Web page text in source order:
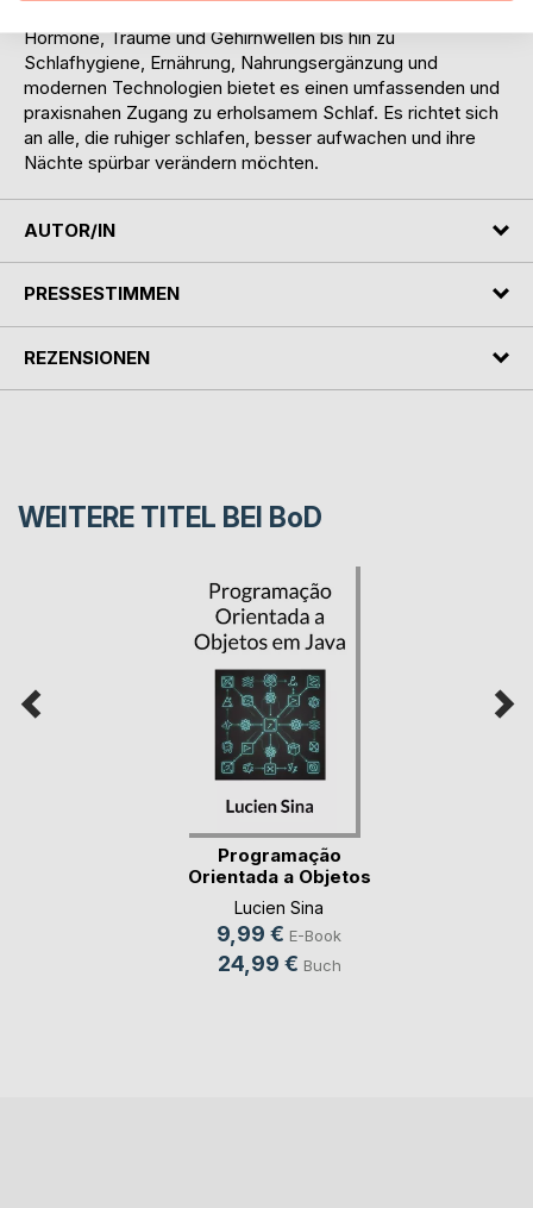
Hormone, Träume und Gehirnwellen bis hin zu
Schlafhygiene, Ernährung, Nahrungsergänzung und
modernen Technologien bietet es einen umfassenden und
praxisnahen Zugang zu erholsamem Schlaf. Es richtet sich
an alle, die ruhiger schlafen, besser aufwachen und ihre
Nächte spürbar verändern möchten.
AUTOR/IN
PRESSESTIMMEN
REZENSIONEN
WEITERE TITEL BEI BoD
Programação
Orientada a Objetos
em(...)
Lucien Sina
9,99 € E-Book
24,99 € Buch